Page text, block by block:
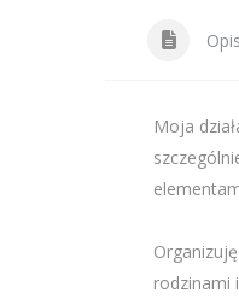
Opis
Moja
rodzinami